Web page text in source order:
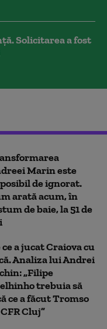
Solicitarea a fost
Marin este
de ignorat.
arată acum, în
de baie, la 51 de
ce a jucat Craiova cu
Analiza lui Andrei
„Filipe
trebuia să
ce a făcut Tromso
Cluj”